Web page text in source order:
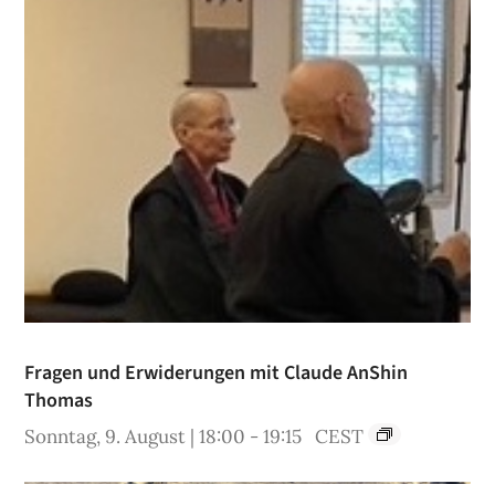
Fragen und Erwiderungen mit Claude AnShin
Thomas
Sonntag, 9. August | 18:00 -19:15 CEST